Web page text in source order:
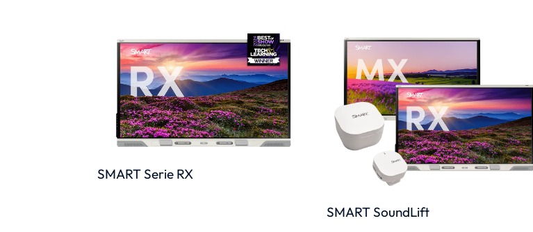
SMART Serie RX
SMART SoundLift